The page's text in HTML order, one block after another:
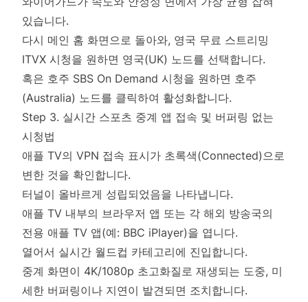
있습니다.
다시 메인 홈 화면으로 돌아와, 영국 무료 스트리밍
ITVX 시청을 원하면 영국(UK) 노드를 선택합니다.
혹은 호주 SBS On Demand 시청을 원하면 호주
(Australia) 노드를 클릭하여 활성화합니다.
Step 3. 실시간 스포츠 중계 앱 접속 및 버퍼링 없는
시청법
애플 TV의 VPN 접속 표시가 초록색(Connected)으로
변한 것을 확인합니다.
터널이 올바르게 성립되었음을 나타냅니다.
애플 TV 내부의 브라우저 앱 또는 각 해외 방송국의
전용 애플 TV 앱(예: BBC iPlayer)을 엽니다.
열어서 실시간 월드컵 카테고리에 진입합니다.
중계 화면이 4K/1080p 초고화질로 재생되는 도중, 미
세한 버퍼링이나 지연이 발견되면 조치합니다.